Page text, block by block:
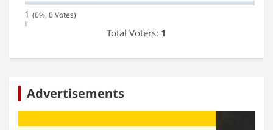
1 (0%, 0 Votes)
Total Voters: 1
Advertisements